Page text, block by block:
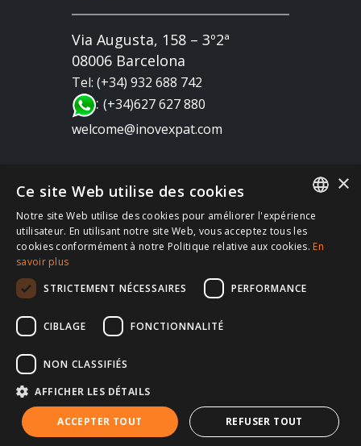
Via Augusta, 158 – 3º2ª
08006 Barcelona
Tel: (+34) 932 688 742
:(+34)627 627 880
welcome@inovexpat.com
Copyright 2022 INOV es una correduría de seguros
dedicada a los expatriados viviendo en España y
Portugal. Disfruta de los mejores seguros de salud,
coche, hogar, vida, RC, viajes, empresa… en España
y en Portugal. Te atendemos siempre en tu idioma |
Política de privacidad
FRENCH
SPANISH
×
Ce site Web utilise des cookies
Notre site Web utilise des cookies pour améliorer l'expérience
utilisateur. En utilisant notre site Web, vous acceptez tous les
cookies conformément à notre Politique relative aux cookies. En
savoir plus
STRICTEMENT NÉCESSAIRES
PERFORMANCE
CIBLAGE FONCTIONNALITÉ
NON CLASSIFIÉS
AFFICHER LES DÉTAILS
ACCEPTER TOUT REFUSER TOUT